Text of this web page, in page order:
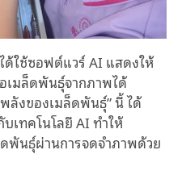
ใช้ซอฟต์แวร์ AI แสดงให้
เมล็ดพันธุ์จากภาพได้
ลังของเมล็ดพันธุ์” นี้ ได้
เทคโนโลยี AI ทำให้
พันธุ์ผ่านการจดจำภาพด้วย